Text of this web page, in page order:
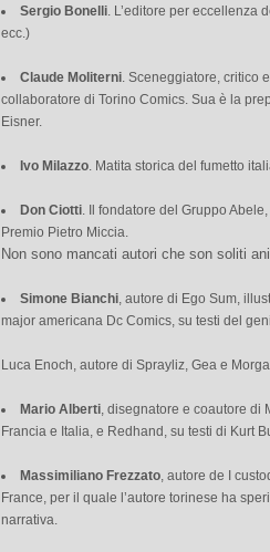
Sergio Bonelli. L’editore per eccellenza
ecc.)
Claude Moliterni. Sceneggiatore, critico
collaboratore di Torino Comics. Sua è la
Eisner.
Ivo Milazzo. Matita storica del fumetto
Don Ciotti. Il fondatore del Gruppo
Premio Pietro Miccia.
Non sono mancati autori che son soliti
Simone Bianchi, autore di Ego Sum,
major americana Dc Comics, su testi del
Luca Enoch, autore di Sprayliz, Gea e
Mario Alberti, disegnatore e coautore di
Francia e Italia, e Redhand, su testi di Kurt
Massimiliano Frezzato, autore de I
France, per il quale l’autore torinese ha
narrativa.